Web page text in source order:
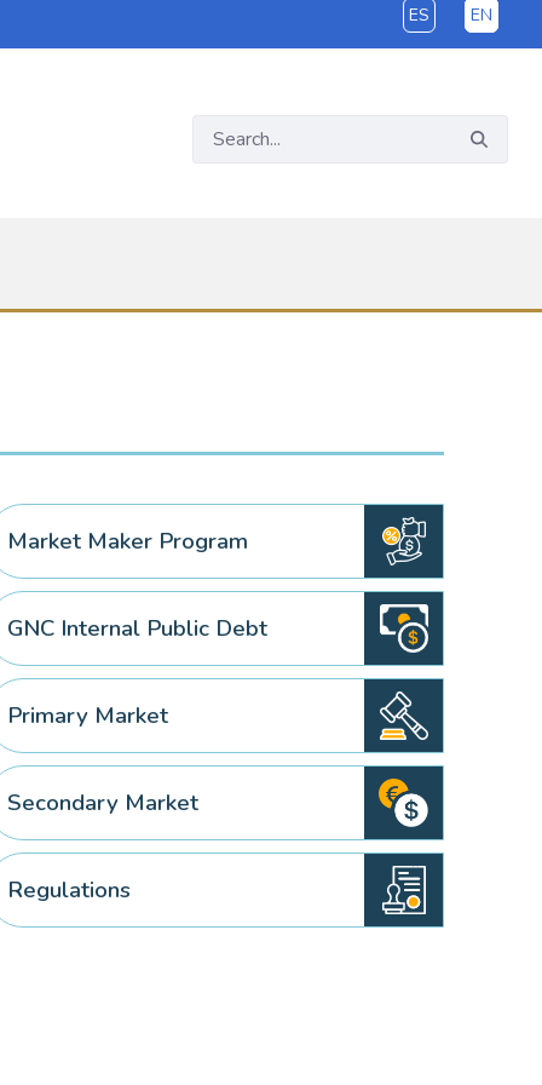
ES EN
Market Maker Program
GNC Internal Public Debt
Primary Market
Secondary Market
Regulations